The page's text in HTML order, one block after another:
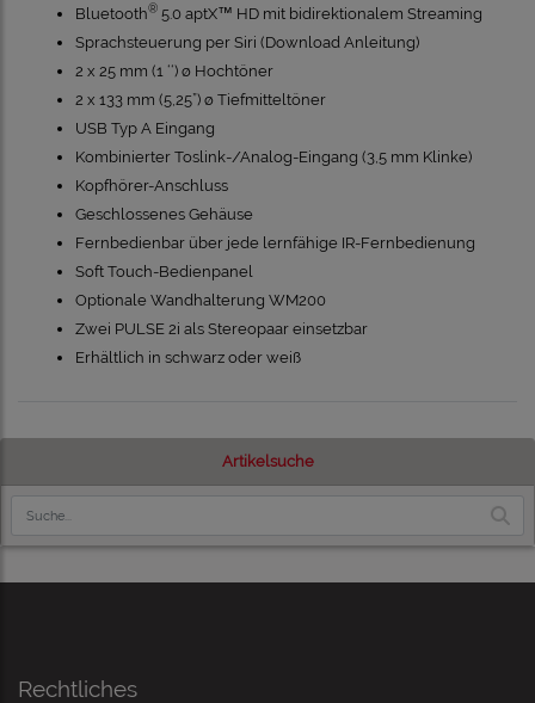
Bluetooth® 5.0 aptX™ HD mit bidirektionalem Streaming
Sprachsteuerung per Siri (Download Anleitung)
2 x 25 mm (1 ‘‘) ø Hochtöner
2 x 133 mm (5,25”) ø Tiefmitteltöner
USB Typ A Eingang
Kombinierter Toslink-/Analog-Eingang (3,5 mm Klinke)
Kopfhörer-Anschluss
Geschlossenes Gehäuse
Fernbedienbar über jede lernfähige IR-Fernbedienung
Soft Touch-Bedienpanel
Optionale Wandhalterung WM200
Zwei PULSE 2i als Stereopaar einsetzbar
Erhältlich in schwarz oder weiß
Artikelsuche
Rechtliches